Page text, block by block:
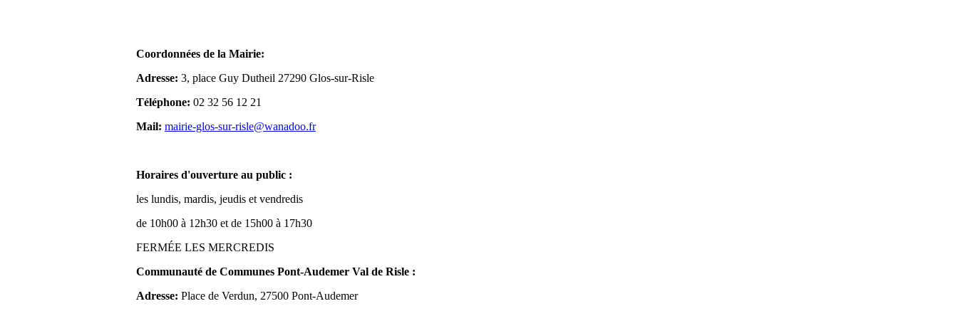
Coordonnées de la Mairie:
Adresse: 3, place Guy Dutheil 27290 Glos-sur-Risle
Téléphone: 02 32 56 12 21
Mail: mairie-glos-sur-risle@wanadoo.fr
Horaires d'ouverture au public :
les lundis, mardis, jeudis et vendredis
de 10h00 à 12h30 et de 15h00 à 17h30
FERMÉE LES MERCREDIS
Communauté de Communes Pont-Audemer Val de Risle :
Adresse: Place de Verdun, 27500 Pont-Audemer